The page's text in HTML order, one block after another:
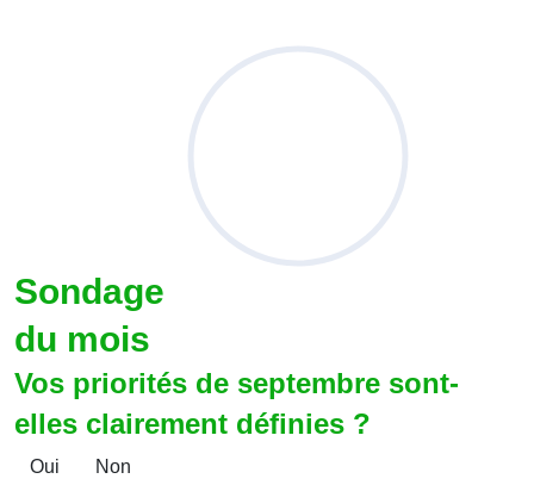
Sondage
du mois
Vos priorités de septembre sont-
elles clairement définies ?
Oui Non